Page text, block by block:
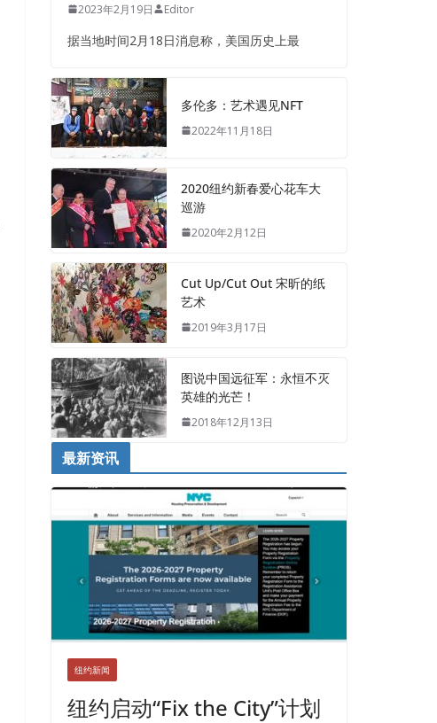
2023年2月19日 Editor
据当地时间2月18日消息称，美国历史上最
多伦多：艺术遇见NFT
2022年11月18日
2020纽约新春爱心花车大
巡游
2020年2月12日
Cut Up/Cut Out 宋昕的纸
艺术
2019年3月17日
图说中国远征军：永恒不灭
英雄的光芒！
2018年12月13日
最新资讯
纽约新闻
纽约启动“Fix the City”计划